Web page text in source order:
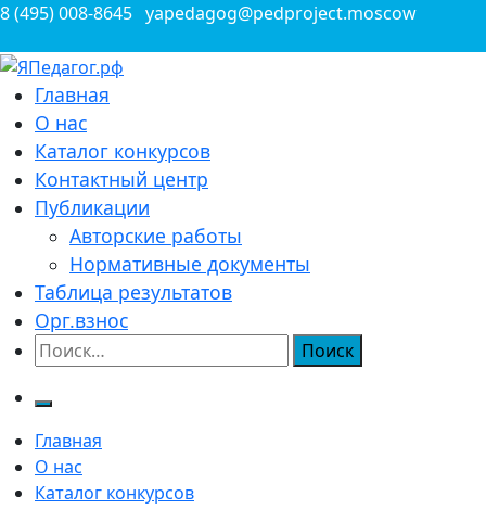
Перейти
содержимому
8 (495) 008-8645 yapedagog@pedproject.moscow
ЯПедагог.рф
Всероссийские конкурсы для педагогов
Главная
О нас
Каталог конкурсов
Контактный центр
Публикации
Авторские работы
Нормативные документы
Таблица результатов
Орг.взнос
Найти:
Главная
О нас
Каталог конкурсов